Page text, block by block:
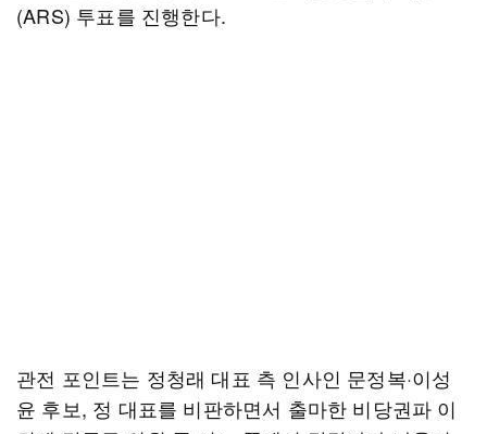
(ARS) 투표를 진행한다.
관전 포인트는 정청래 대표 측 인사인 문정복·이성
윤 후보, 정 대표를 비판하면서 출마한 비당권파 이